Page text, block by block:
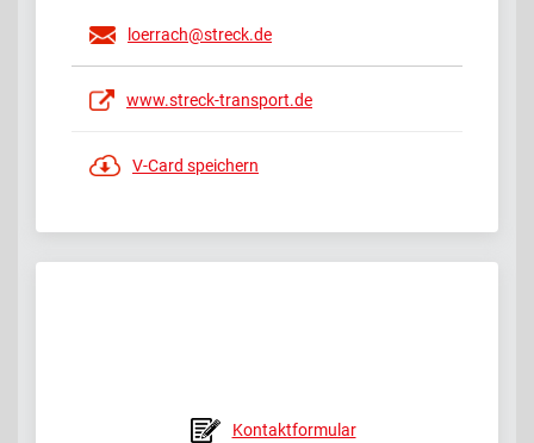
loerrach@streck.de
www.streck-transport.de
V-Card speichern
Kontaktformular